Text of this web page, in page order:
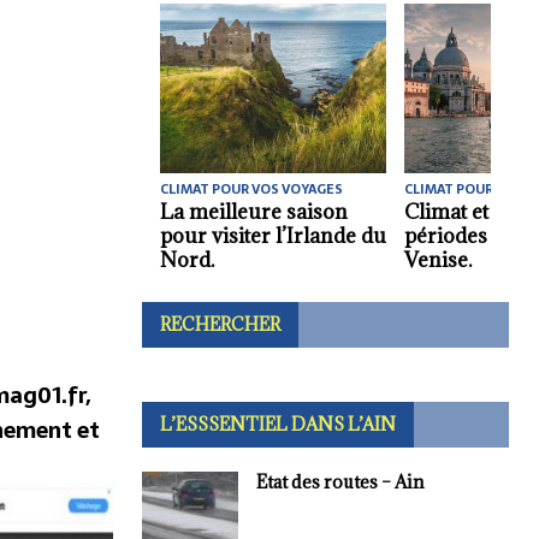
et
CLIMAT POUR VOS VOYAGES
La meilleure saison
pour visiter l’Irlande du
Nord.
CLIMAT POUR VOS
Climat et
périodes
Venise.
RECHERCHER
L’ESSSENTIEL DANS L’AIN
Etat des routes – Ain